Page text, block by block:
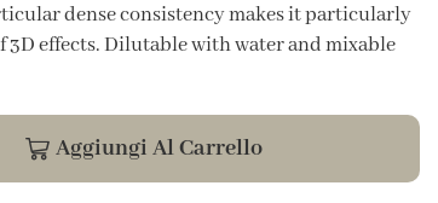
dense consistency makes it particularly
effects. Dilutable with water and mixable
Aggiungi Al Carrello